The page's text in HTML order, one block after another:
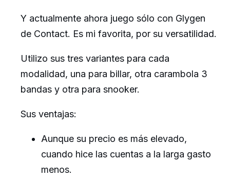
Y actualmente ahora juego sólo con Glygen
de Contact. Es mi favorita, por su versatilidad.
Utilizo sus tres variantes para cada
modalidad, una para billar, otra carambola 3
bandas y otra para snooker.
Sus ventajas:
Aunque su precio es más elevado,
cuando hice las cuentas a la larga gasto
menos.